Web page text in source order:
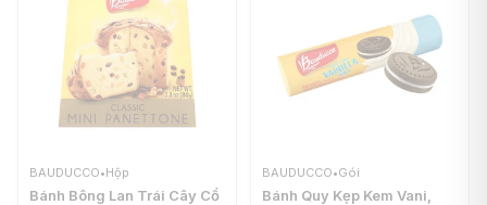
BAUDUCCO•Hộp
Bánh Bông Lan Trái Cây Cổ
BAUDUCCO•Gói
Bánh Quy Kẹp Kem Vani,